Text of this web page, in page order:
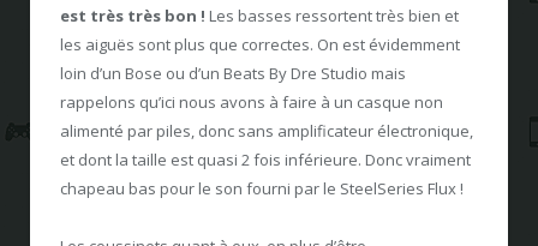
est très très bon ! Les basses ressortent très bien et
les aiguës sont plus que correctes. On est évidemment
loin d’un Bose ou d’un Beats By Dre Studio mais
rappelons qu’ici nous avons à faire à un casque non
alimenté par piles, donc sans amplificateur électronique,
et dont la taille est quasi 2 fois inférieure. Donc vraiment
chapeau bas pour le son fourni par le SteelSeries Flux !